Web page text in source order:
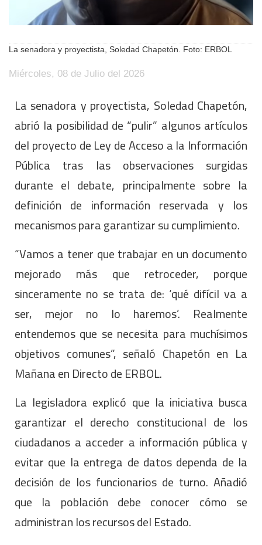
La senadora y proyectista, Soledad Chapetón. Foto: ERBOL
Miércoles, 08 de Julio del 2026
La senadora y proyectista, Soledad Chapetón,
abrió la posibilidad de “pulir” algunos artículos
del proyecto de Ley de Acceso a la Información
Pública tras las observaciones surgidas
durante el debate, principalmente sobre la
definición de información reservada y los
mecanismos para garantizar su cumplimiento.
“Vamos a tener que trabajar en un documento
mejorado más que retroceder, porque
sinceramente no se trata de: ‘qué difícil va a
ser, mejor no lo haremos’. Realmente
entendemos que se necesita para muchísimos
objetivos comunes”, señaló Chapetón en La
Mañana en Directo de ERBOL.
La legisladora explicó que la iniciativa busca
garantizar el derecho constitucional de los
ciudadanos a acceder a información pública y
evitar que la entrega de datos dependa de la
decisión de los funcionarios de turno. Añadió
que la población debe conocer cómo se
administran los recursos del Estado.